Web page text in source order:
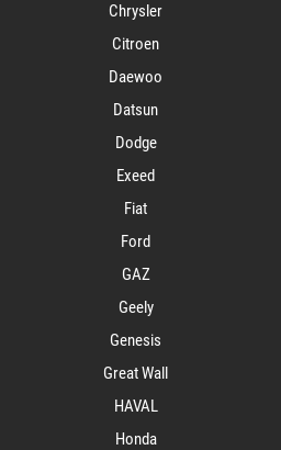
Chrysler
Citroen
Daewoo
Datsun
Dodge
Exeed
Fiat
Ford
GAZ
Geely
Genesis
Great Wall
HAVAL
Honda